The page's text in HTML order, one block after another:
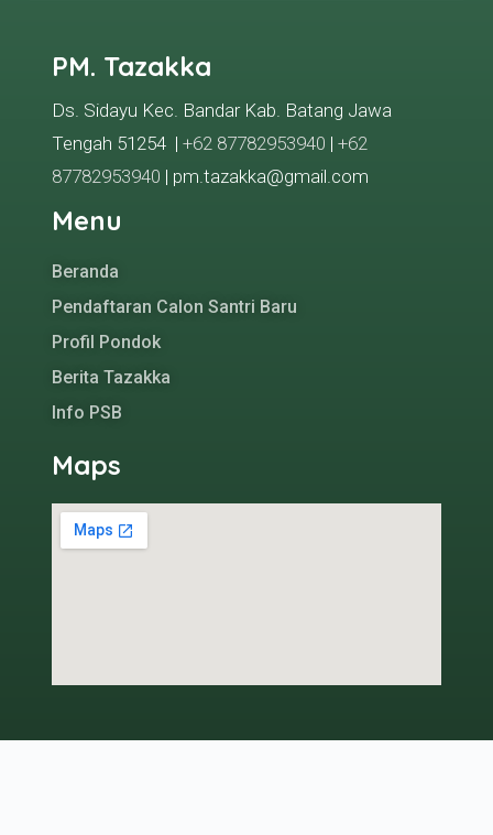
PM. Tazakka
Ds. Sidayu Kec. Bandar Kab. Batang Jawa
Tengah 51254 | +62 87782953940 | +62
87782953940 | pm.tazakka@gmail.com
Menu
Beranda
Pendaftaran Calon Santri Baru
Profil Pondok
Berita Tazakka
Info PSB
Maps